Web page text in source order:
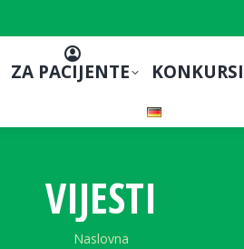
ZA PACIJENTE
VIJESTI
You are here:
Naslovna